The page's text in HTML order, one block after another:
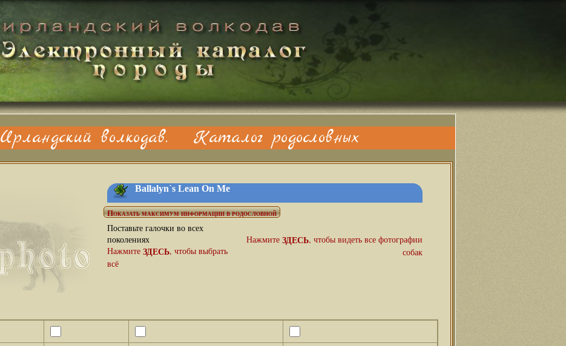
Ирландский волкодав. Каталог родословных
Ballalyn`s Lean On Me
Поставьте галочки во всех
поколениях
Нажмите ЗДЕСЬ, чтобы выбрать
всё
Нажмите ЗДЕСЬ, чтобы видеть все фотографии
собак